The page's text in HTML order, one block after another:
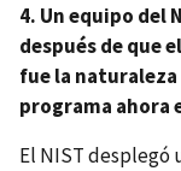
4. Un equipo del
después de que
fue la
programa ahora
El NIST desplegó